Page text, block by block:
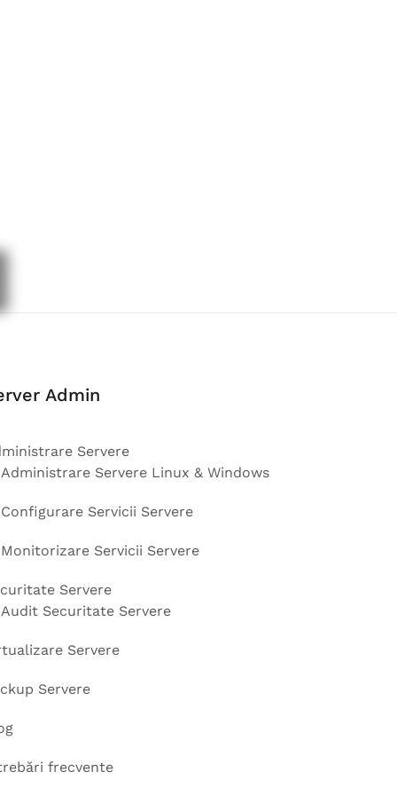
Admin
Servere
Administrare Servere Linux & Windows
Configurare Servicii Servere
Monitorizare Servicii Servere
Servere
Audit Securitate Servere
Servere
Servere
frecvente